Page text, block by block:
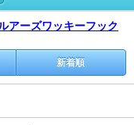
アーズワッキーフック
新着順